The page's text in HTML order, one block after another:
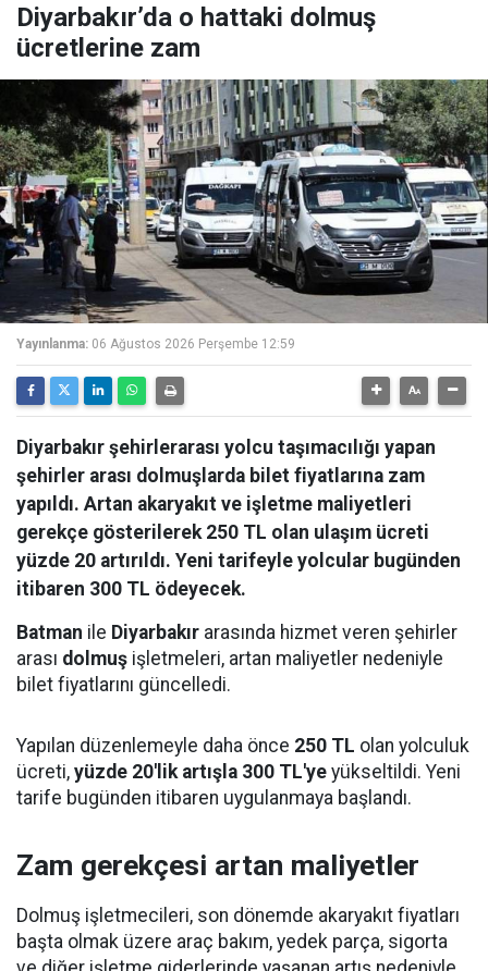
Diyarbakır’da o hattaki dolmuş
ücretlerine zam
Yayınlanma: 06 Ağustos 2026 Perşembe 12:59
Diyarbakır şehirlerarası yolcu taşımacılığı yapan
şehirler arası dolmuşlarda bilet fiyatlarına zam
yapıldı. Artan akaryakıt ve işletme maliyetleri
gerekçe gösterilerek 250 TL olan ulaşım ücreti
yüzde 20 artırıldı. Yeni tarifeyle yolcular bugünden
itibaren 300 TL ödeyecek.
Batman ile Diyarbakır arasında hizmet veren şehirler
arası dolmuş işletmeleri, artan maliyetler nedeniyle
bilet fiyatlarını güncelledi.
Yapılan düzenlemeyle daha önce 250 TL olan yolculuk
ücreti, yüzde 20'lik artışla 300 TL'ye yükseltildi. Yeni
tarife bugünden itibaren uygulanmaya başlandı.
Zam gerekçesi artan maliyetler
Dolmuş işletmecileri, son dönemde akaryakıt fiyatları
başta olmak üzere araç bakım, yedek parça, sigorta